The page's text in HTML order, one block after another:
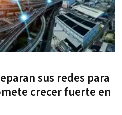
sus redes para
crecer fuerte en